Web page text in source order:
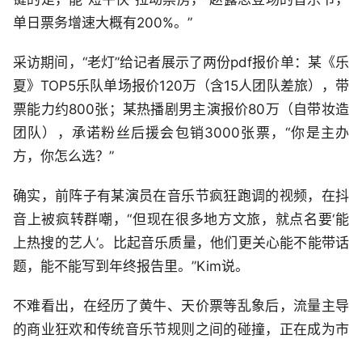
单日票务增速大概有200%。”
采访期间，“老灯”给记者展示了两份pdf报价单：某《乐
夏》TOP5乐队单场报价120万（含15人团队差旅），带
票能力约800张；某热播剧男主演报价80万（自带妆造
团队），承诺粉丝后援会包销3000张票，“你是主办
方，你怎么选？”
确实，前阵子有某演员在音乐节疯狂跑调的视频，在抖
音上被疯转群嘲，“但现在很多地方文旅，就点名要‘能
上热搜的艺人’。比起音乐质量，他们更关心能不能带话
题，能不能写到年终报告里。”Kim说。
不难看出，在经历了黄牛、天价票等乱象后，流量主导
的商业狂欢和传统音乐节规则之间的碰撞，正在成为市